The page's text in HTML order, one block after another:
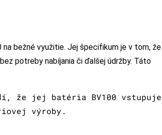
bežné využitie. Jej špecifikum je v tom, že
potreby nabíjania či ďalšej údržby. Táto
že jej batéria BV100 vstupuje
výroby.